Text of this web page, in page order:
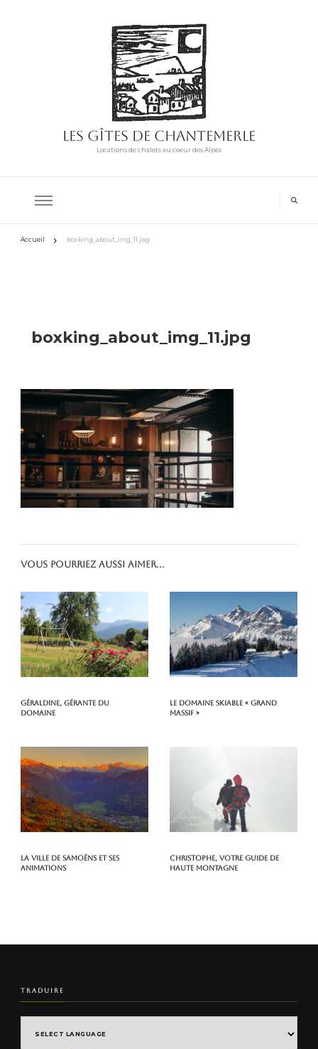
Les Gîtes de Chantemerle
Locations de chalets au coeur des Alpes
Accueil boxking_about_img_11.jpg
boxking_about_img_11.jpg
Vous pourriez aussi aimer...
Géraldine, gérante du
domaine
Le domaine skiable « Grand
Massif »
La ville de Samoëns et ses
animations
Christophe, votre guide de
haute montagne
TRADUIRE